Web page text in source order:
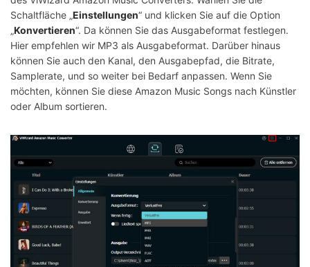
Schaltfläche „Einstellungen“ und klicken Sie auf die Option
„Konvertieren“. Da können Sie das Ausgabeformat festlegen.
Hier empfehlen wir MP3 als Ausgabeformat. Darüber hinaus
können Sie auch den Kanal, den Ausgabepfad, die Bitrate,
Samplerate, und so weiter bei Bedarf anpassen. Wenn Sie
möchten, können Sie diese Amazon Music Songs nach Künstler
oder Album sortieren.